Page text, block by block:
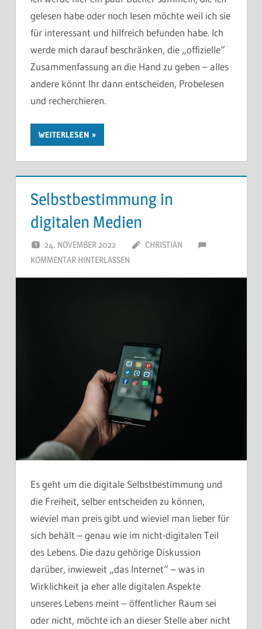
gelesen habe oder noch lesen möchte weil ich sie
für interessant und hilfreich befunden habe. Ich
werde mich darauf beschränken, die „offizielle“
Zusammenfassung an die Hand zu geben – alles
andere könnt Ihr dann entscheiden, Probelesen
und recherchieren.
WEITERLESEN
Selbstbestimmung in
digitalen Medien
24. NOVEMBER 2022
CHRISTIAN
KOMMENTAR HINTERLASSEN
Es geht um die digitale Selbstbestimmung und
die Freiheit, selber entscheiden zu können,
wieviel man preis gibt und wieviel man lieber für
sich behält – genau wie im nicht-digitalen Teil
des Lebens. Die dazu gehörige Diskussion
darüber, inwieweit „das Internet“ – was in
Wirklichkeit ja eher alle digitalen Aspekte
unseres Lebens meint – öffentlicher Raum sei
oder nicht, möchte ich an dieser Stelle aber nicht